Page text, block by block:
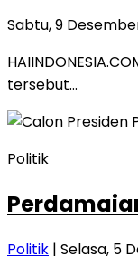
Sabtu, 9
tersebut…
Politik
Politik | Selasa, 5